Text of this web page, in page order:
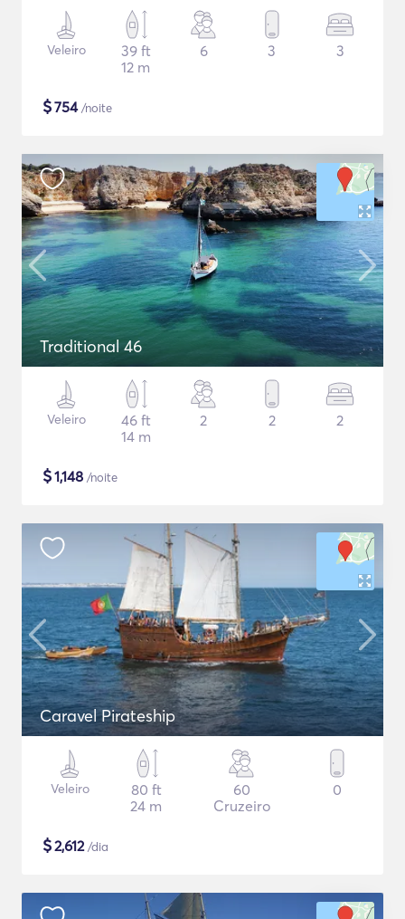
Veleiro
39 ft
12 m
6 3 3
$754/noite
Traditional 46
Veleiro
46 ft
14 m
2 2 2
$1,148 /noite
Caravel Pirateship
Veleiro
80 ft
24 m
60
Cruzeiro
0
$2,612/dia